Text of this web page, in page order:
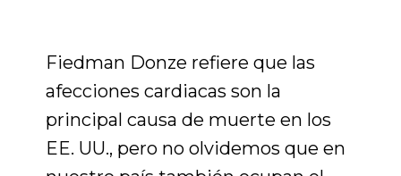
Fiedman Donze refiere que las
afecciones cardiacas son la
principal causa de muerte en los
EE. UU., pero no olvidemos que en